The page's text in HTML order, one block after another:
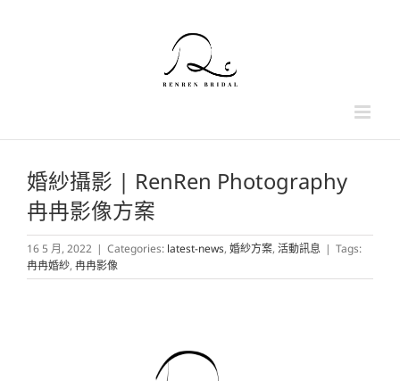
婚紗攝影 | RenRen Photography
冉冉影像方案
16 5 月, 2022 | Categories: latest-news, 婚紗方案, 活動訊息 | Tags:
冉冉婚紗, 冉冉影像